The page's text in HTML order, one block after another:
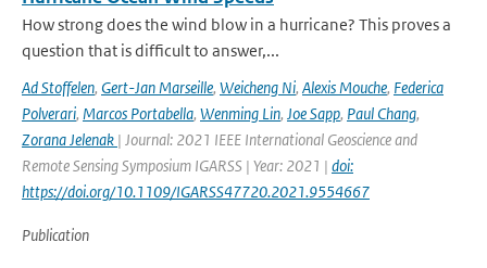
How strong does the wind blow in a hurricane? This proves a
question that is difficult to answer,...
Ad Stoffelen, Gert-Jan Marseille, Weicheng Ni, Alexis Mouche, Federica
Polverari, Marcos Portabella, Wenming Lin, Joe Sapp, Paul Chang,
Zorana Jelenak | Journal: 2021 IEEE International Geoscience and
Remote Sensing Symposium IGARSS | Year: 2021 | doi:
https://doi.org/10.1109/IGARSS47720.2021.9554667
Publication